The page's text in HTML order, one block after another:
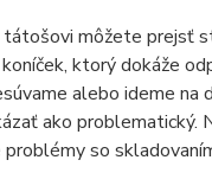
môžete prejsť
ktorý dokáže
alebo ideme
ako problematický.
so